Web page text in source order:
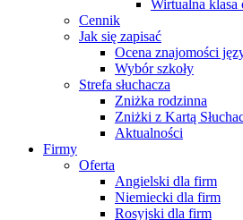
Wirtualna
Cennik
Jak się zapisać
Ocena znajomości
Wybór szkoły
Strefa słuchacza
Zniżka rodzinna
Zniżki z Kartą
Aktualności
Firmy
Oferta
Angielski dla firm
Niemiecki dla firm
Rosyjski dla firm